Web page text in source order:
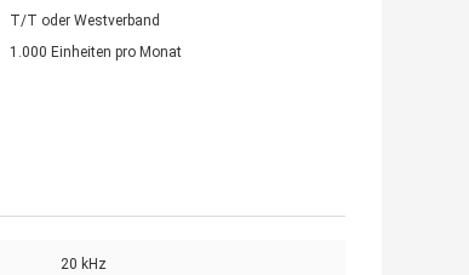
T/T oder Westverband
1.000 Einheiten pro Monat
20 kHz